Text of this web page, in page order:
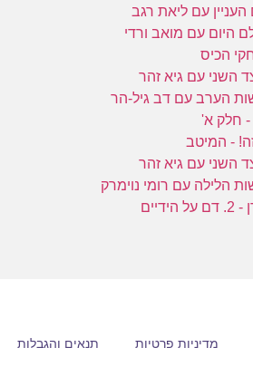
מדיניות פרטיות תנאים והגבלות